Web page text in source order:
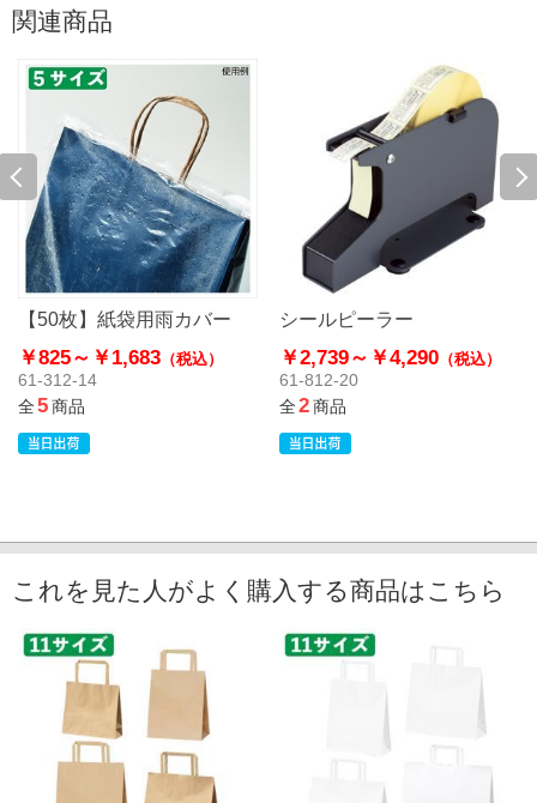
関連商品
【50枚】紙袋用雨カバー
￥825～ ￥1,683 （税込）
61-312-14
全5商品
シールピーラー
￥2,739～ ￥4,290 （税込）
61-812-20
全2商品
これを見た人がよく購入する商品はこちら